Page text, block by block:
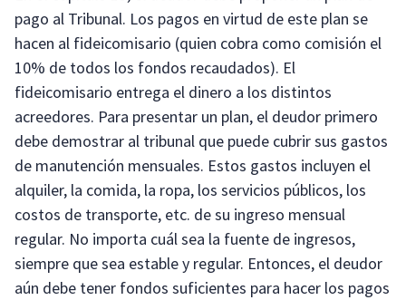
pago al Tribunal. Los pagos en virtud de este plan se
hacen al fideicomisario (quien cobra como comisión el
10% de todos los fondos recaudados). El
fideicomisario entrega el dinero a los distintos
acreedores. Para presentar un plan, el deudor primero
debe demostrar al tribunal que puede cubrir sus gastos
de manutención mensuales. Estos gastos incluyen el
alquiler, la comida, la ropa, los servicios públicos, los
costos de transporte, etc. de su ingreso mensual
regular. No importa cuál sea la fuente de ingresos,
siempre que sea estable y regular. Entonces, el deudor
aún debe tener fondos suficientes para hacer los pagos